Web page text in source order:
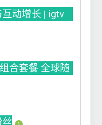
动增长 | igtv
合套餐 全球随
1